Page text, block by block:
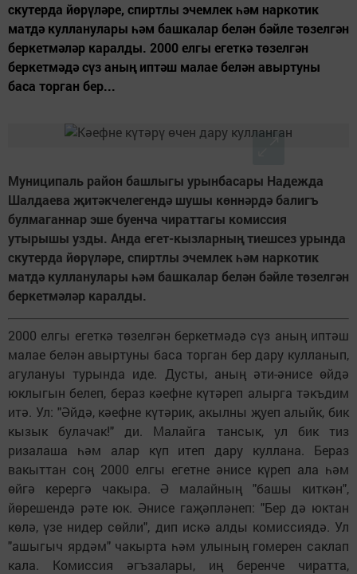
скутерда йөрүләре, спиртлы эчемлек һәм наркотик
матдә кулланулары һәм башкалар белән бәйле төзелгән
беркетмәләр каралды. 2000 елгы егеткә төзелгән
беркетмәдә сүз аның иптәш малае белән авыртуны
баса торган бер...
Муниципаль район башлыгы урынбасары Надежда
Шалдаева җитәкчелегендә шушы көннәрдә балигъ
булмаганнар эше буенча чираттагы комиссия
утырышы узды. Анда егет-кызларның тиешсез урында
скутерда йөрүләре, спиртлы эчемлек һәм наркотик
матдә кулланулары һәм башкалар белән бәйле төзелгән
беркетмәләр каралды.
2000 елгы егеткә төзелгән беркетмәдә сүз аның иптәш
малае белән авыртуны баса торган бер дару кулланып,
агулануы турында иде. Дусты, аның әти-әнисе өйдә
юклыгын белеп, бераз кәефне күтәреп алырга тәкъдим
итә. Ул: "Әйдә, кәефне күтәрик, акылны җуеп алыйк, бик
кызык булачак!" ди. Малайга тансык, ул бик тиз
ризалаша һәм алар күп итеп дару куллана. Бераз
вакыттан соң 2000 елгы егетне әнисе күреп ала һәм
өйгә керергә чакыра. Ә малайның "башы киткән",
йөрешендә рәте юк. Әнисе гаҗәпләнеп: "Бер дә юктан
көлә, үзе нидер сөйли", дип искә алды комиссиядә. Ул
"ашыгыч ярдәм" чакырта һәм улының гомерен саклап
кала. Комиссия әгъзалары, иң беренче чиратта,